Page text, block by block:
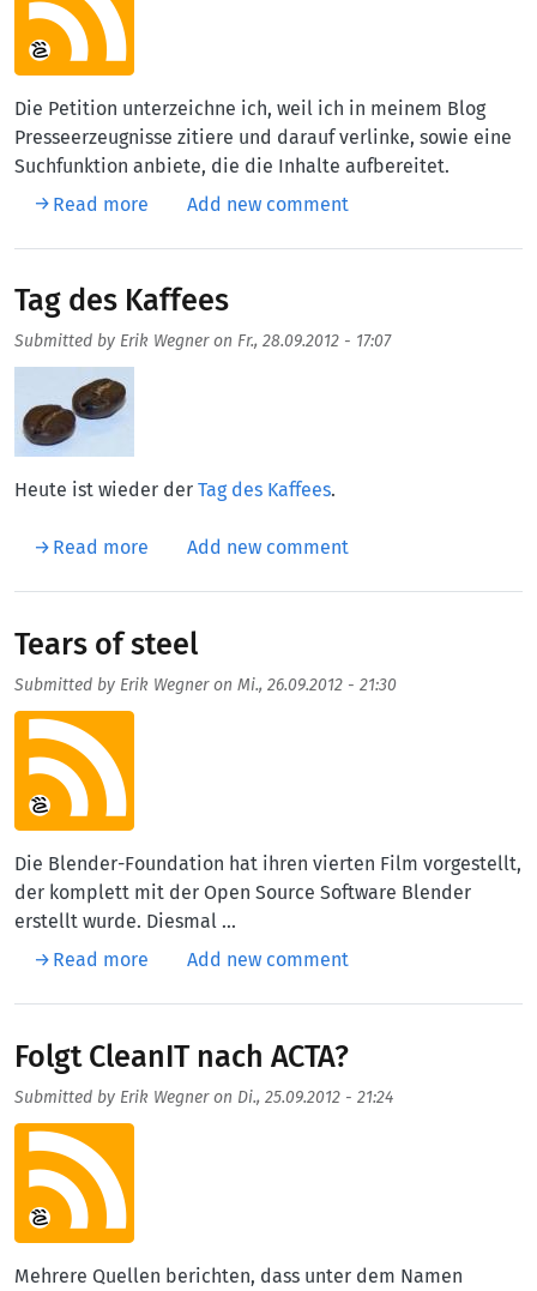
Die Petition unterzeichne ich, weil ich in meinem Blog
Presseerzeugnisse zitiere und darauf verlinke, sowie eine
Suchfunktion anbiete, die die Inhalte aufbereitet.
Read more about Petition »Ablehnung des
Add new comment
Tag des Kaffees
Submitted by Erik Wegneron Fr., 28.09.2012 - 17:07
Aufmacherbild
Heute ist wieder der Tag des Kaffees.
Read more about Tag des Kaffees
Add new comment
Tears of steel
Submitted by Erik Wegneron Mi., 26.09.2012 - 21:30
Aufmacherbild
Die Blender-Foundation hat ihren vierten Film vorgestellt,
der komplett mit der Open Source Software Blender
erstellt wurde. Diesmal ...
Read more about Tears of steel
Add new comment
Folgt CleanIT nach ACTA?
Submitted by Erik Wegneron Di., 25.09.2012 - 21:24
Aufmacherbild
Mehrere Quellen berichten, dass unter dem Namen